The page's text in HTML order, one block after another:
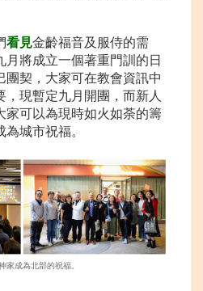
看見金齡福音及服侍的需
將成立一個著重門訓的日
契，大家可在教會資訊中
，現暫定九月開團，而新人
家可以為現時如火如荼的籌
城市祝福。
家成為北部的祝福。